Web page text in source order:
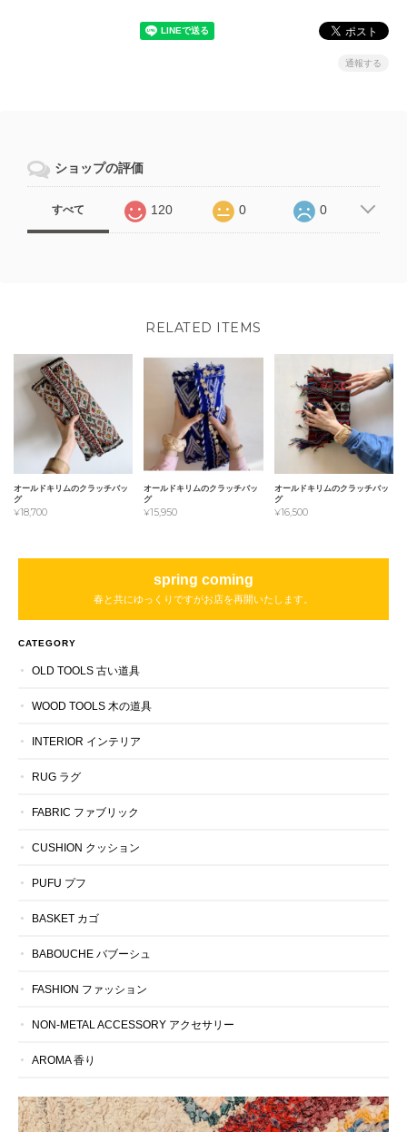
通報する
ショップの評価
すべて 120 0 0
RELATED ITEMS
オールドキリムのクラッチバッ
グ
¥18,700
オールドキリムのクラッチバッ
グ
¥15,950
オールドキリムのクラッチバッ
グ
¥16,500
spring coming
春と共にゆっくりですがお店を再開いたします。
CATEGORY
OLD TOOLS 古い道具
WOOD TOOLS 木の道具
INTERIOR インテリア
RUG ラグ
FABRIC ファブリック
CUSHION クッション
PUFU プフ
BASKET カゴ
BABOUCHE バブーシュ
FASHION ファッション
NON-METAL ACCESSORY アクセサリー
AROMA 香り